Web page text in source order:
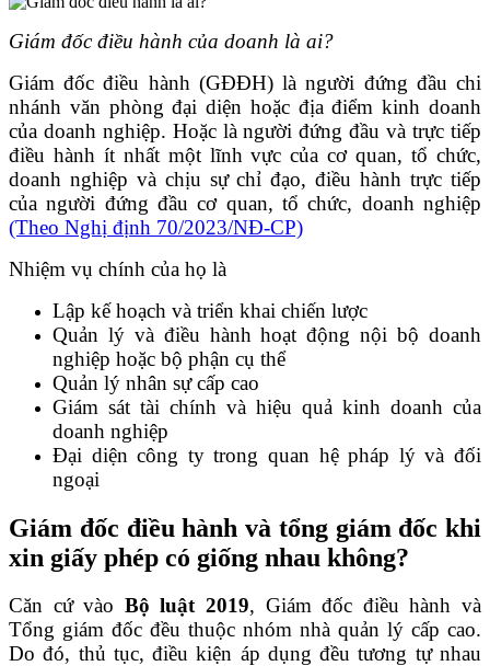
Giám đốc điều hành của doanh là ai?
Giám đốc điều hành (GĐĐH) là người đứng đầu chi
nhánh văn phòng đại diện hoặc địa điểm kinh doanh
của doanh nghiệp. Hoặc là người đứng đầu và trực tiếp
điều hành ít nhất một lĩnh vực của cơ quan, tổ chức,
doanh nghiệp và chịu sự chỉ đạo, điều hành trực tiếp
của người đứng đầu cơ quan, tổ chức, doanh nghiệp
(Theo Nghị định 70/2023/NĐ-CP)
Nhiệm vụ chính của họ là
Lập kế hoạch và triển khai chiến lược
Quản lý và điều hành hoạt động nội bộ doanh
nghiệp hoặc bộ phận cụ thể
Quản lý nhân sự cấp cao
Giám sát tài chính và hiệu quả kinh doanh của
doanh nghiệp
Đại diện công ty trong quan hệ pháp lý và đối
ngoại
Giám đốc điều hành và tổng giám đốc khi
xin giấy phép có giống nhau không?
Căn cứ vào Bộ luật 2019, Giám đốc điều hành và
Tổng giám đốc đều thuộc nhóm nhà quản lý cấp cao.
Do đó, thủ tục, điều kiện áp dụng đều tương tự nhau